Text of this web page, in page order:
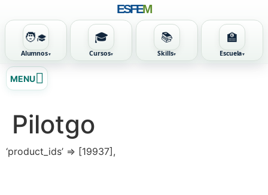
ESFEM
🧑‍🎓
Alumnos
🎓
Cursos
📚
Skills
🏫
Escuela
al
MENU
Pilotgo
‘product_ids’ => [19937],